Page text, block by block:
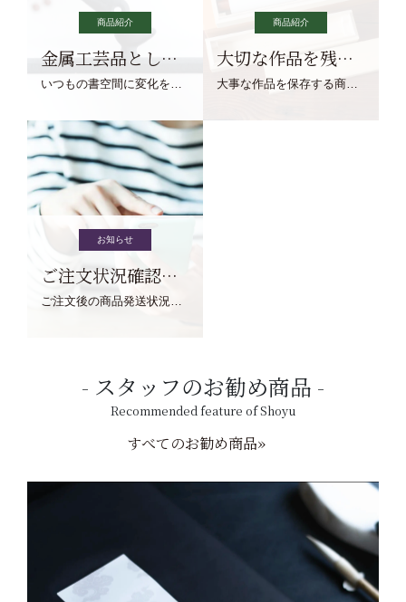
商品紹介
金属工芸品としての文鎮
いつもの書空間に変化を与えてくれる、見ているだけで愉しくなる金属工芸品の文鎮をご紹介します。
商品紹介
大切な作品を残す作品保存商品
大事な作品を保存する商品を取りまとめてご紹介ます。
お知らせ
ご注文状況確認について
ご注文後の商品発送状況については、こちらからご確認くださいませ。
スタッフのお勧め商品
Recommended feature of Shoyu
すべてのお勧め商品»